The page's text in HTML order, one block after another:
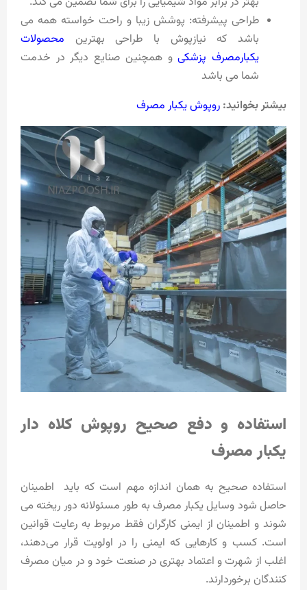
طراحی پیشرفته: پوشش زیبا و راحت خواسته همه می
باشد که نیازپوش با طراحی بهترین محصولات
یکبارمصرف پزشکیو همچنین صنایع دیگر در خدمت
شما می باشد
بیشتر بخوانید: روپوش یکبار مصرف
استفاده و دفع صحیح روپوش کلاه دار
یکبار مصرف
استفاده صحیح به همان اندازه مهم است که باید اطمینان
حاصل شود وسایل یکبار مصرف به طور مسئولانه دور ریخته می
شوند و اطمینان از ایمنی کارگران فقط مربوط به رعایت قوانین
است. کسب‌ و کارهایی که ایمنی را در اولویت قرار می‌دهند،
اغلب از شهرت و اعتماد بهتری در صنعت خود و در میان مصرف‌
کنندگان برخوردارند.